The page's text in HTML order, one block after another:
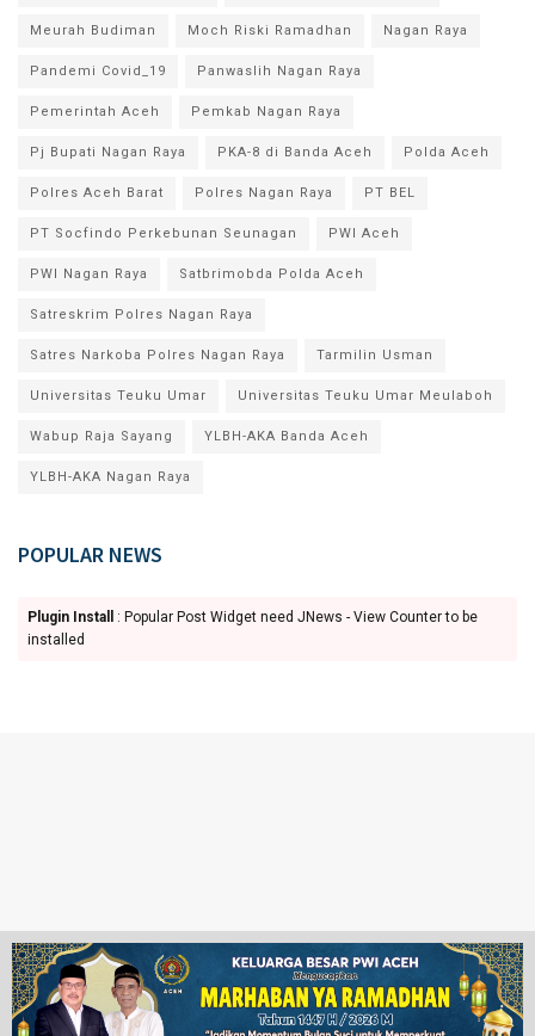
Meurah Budiman Moch Riski Ramadhan Nagan Raya
Pandemi Covid_19 Panwaslih Nagan Raya
Pemerintah Aceh Pemkab Nagan Raya
Pj Bupati Nagan Raya PKA-8 di Banda Aceh Polda Aceh
Polres Aceh Barat Polres Nagan Raya PT BEL
PT Socfindo Perkebunan Seunagan PWI Aceh
PWI Nagan Raya Satbrimobda Polda Aceh
Satreskrim Polres Nagan Raya
Satres Narkoba Polres Nagan Raya Tarmilin Usman
Universitas Teuku Umar Universitas Teuku Umar Meulaboh
Wabup Raja Sayang YLBH-AKA Banda Aceh
YLBH-AKA Nagan Raya
POPULAR NEWS
Plugin Install
: Popular Post Widget need JNews - View Counter to be
installed
Ketentuan Penggunaan Redaksi